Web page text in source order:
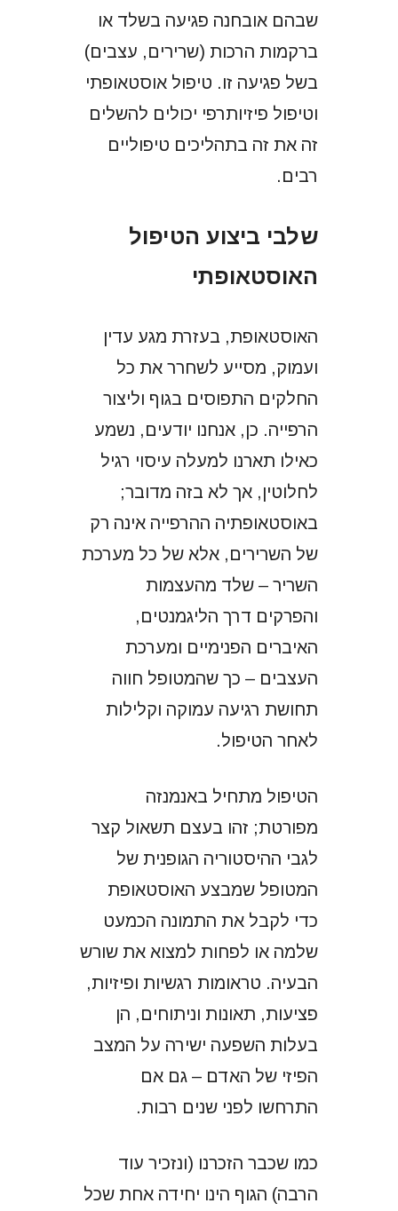
שבהם אובחנה פגיעה בשלד או
ברקמות הרכות (שרירים, עצבים)
בשל פגיעה זו. טיפול אוסטאופתי
וטיפול פיזיותרפי יכולים להשלים
זה את זה בתהליכים טיפוליים
רבים.
שלבי ביצוע הטיפול
האוסטאופתי
האוסטאופת, בעזרת מגע עדין
ועמוק, מסייע לשחרר את כל
החלקים התפוסים בגוף וליצור
הרפייה. כן, אנחנו יודעים, נשמע
כאילו תארנו למעלה עיסוי רגיל
לחלוטין, אך לא בזה מדובר;
באוסטאופתיה ההרפייה אינה רק
של השרירים, אלא של כל מערכת
השריר – שלד מהעצמות
והפרקים דרך הליגמנטים,
האיברים הפנימיים ומערכת
העצבים – כך שהמטופל חווה
תחושת רגיעה עמוקה וקלילות
לאחר הטיפול.
הטיפול מתחיל באנמנזה
מפורטת; זהו בעצם תשאול קצר
לגבי ההיסטוריה הגופנית של
המטופל שמבצע האוסטאופת
כדי לקבל את התמונה הכמעט
שלמה או לפחות למצוא את שורש
הבעיה. טראומות רגשיות ופיזיות,
פציעות, תאונות וניתוחים, הן
בעלות השפעה ישירה על המצב
הפיזי של האדם – גם אם
התרחשו לפני שנים רבות.
כמו שכבר הזכרנו (ונזכיר עוד
הרבה) הגוף הינו יחידה אחת שכל